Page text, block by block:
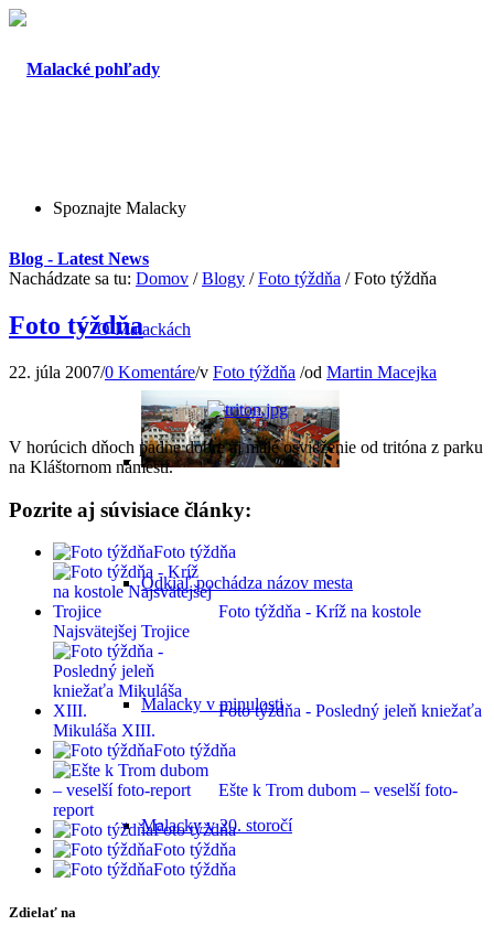
Spoznajte Malacky
O Malackách
Odkiaľ pochádza názov mesta
Malacky v minulosti
Malacky v 20. storočí
Blog - Latest News
Nachádzate sa tu: Domov / Blogy / Foto týždňa / Foto týždňa
Foto týždňa
22. júla 2007/0 Komentáre/v Foto týždňa /od Martin Macejka
V horúcich dňoch padne dobre aj malé osvieženie od tritóna z parku
na Kláštornom námestí.
Pozrite aj súvisiace články:
Foto týždňa
Foto týždňa - Kríž na kostole
Najsvätejšej Trojice
Foto týždňa - Posledný jeleň kniežaťa
Mikuláša XIII.
Foto týždňa
Ešte k Trom dubom – veselší foto-
report
Foto týždňa
Foto týždňa
Foto týždňa
Zdielať na